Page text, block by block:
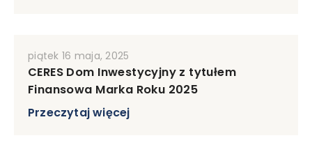
piątek 16 maja, 2025
CERES Dom Inwestycyjny z tytułem
Finansowa Marka Roku 2025
Przeczytaj więcej